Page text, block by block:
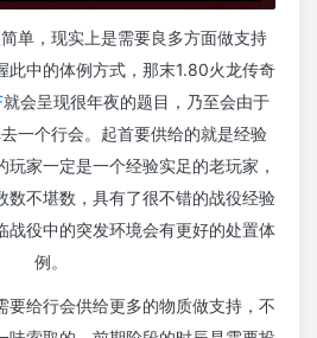
单，现实上是需要良多方面做支持
此中的体例方式，那末1.80火龙传奇
就会呈现很年夜的题目，乃至会由于
一个行会。起首要供给的就是经验
家一定是一个经验实足的老玩家，
数不堪数，具有了很不错的战役经验
战役中的突发环境会有更好的处置体
例。
要给行会供给更多的物质做支持，不